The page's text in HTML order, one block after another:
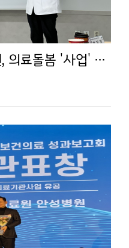
경기도의료원 포천병원, 의료돌봄 '사업' 이 아닌 '시스템'으로…포천형 의료돌봄 통합모델 제시